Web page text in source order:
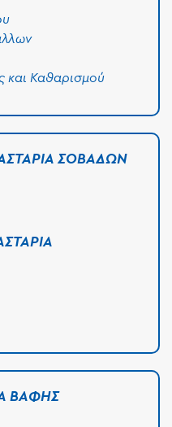
και Καθαρισμού
ΣΟΒΆΔΩΝ
ΒΑΦΉΣ